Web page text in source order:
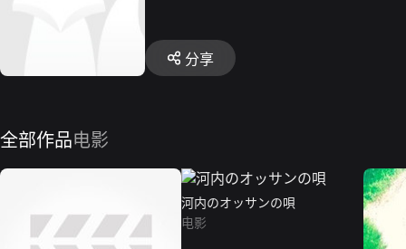
分享
全部作品电影
河内のオッサンの唄
电影